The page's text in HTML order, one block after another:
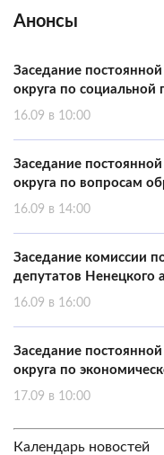
Анонсы
Заседание
округа по социальной
16.09 в 10:00
Заседание
округа по вопросам
16.09 в 14:00
Заседание комиссии
депутатов Ненецкого
16.09 в 16:00
Заседание
округа по
17.09 в 10:00
Календарь новостей